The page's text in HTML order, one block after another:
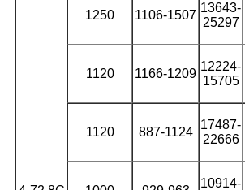
1250 1106-1507
13643-
25297
1120 1166-1209
12224-
15705
1120 887-1124
17487-
22666
10914-